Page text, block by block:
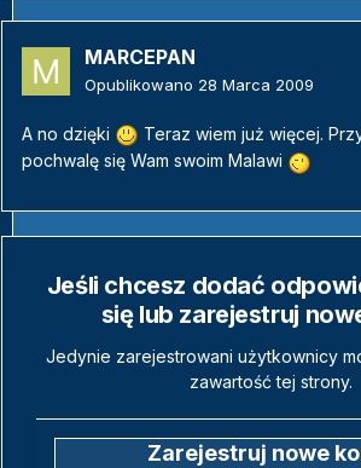
MARCEPAN
Opublikowano 28 Marca 2009
A no dzięki
Teraz wiem już więcej.
pochwalę się Wam swoim Malawi
Jeśli chcesz dodać
się lub zarejestruj
Jedynie zarejestrowani użytkownicy
zawartość tej strony.
Zarejestruj nowe